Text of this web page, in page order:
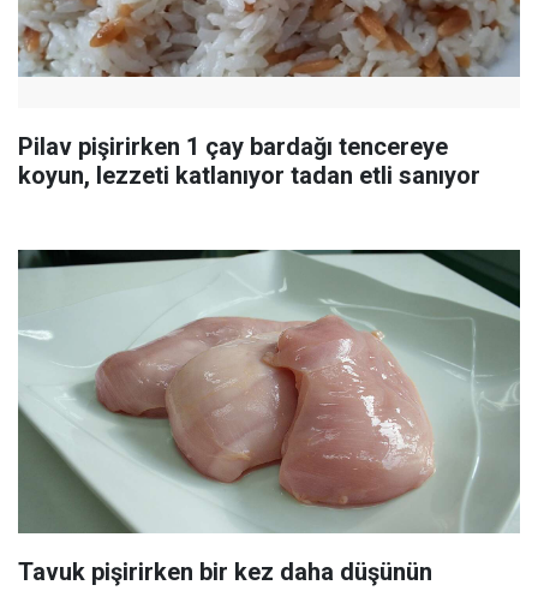
Pilav pişirirken 1 çay bardağı tencereye
koyun, lezzeti katlanıyor tadan etli sanıyor
Tavuk pişirirken bir kez daha düşünün